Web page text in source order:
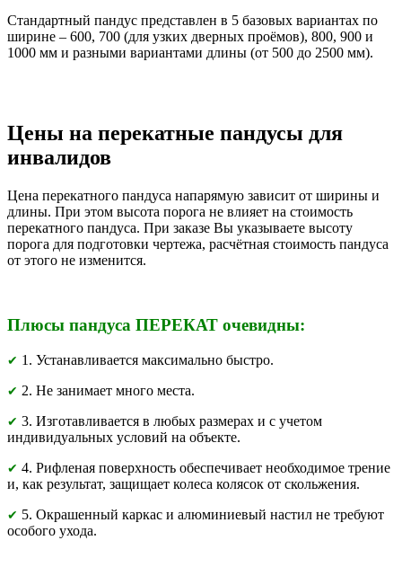
Стандартный пандус представлен в 5 базовых вариантах по
ширине – 600, 700 (для узких дверных проёмов), 800, 900 и
1000 мм и разными вариантами длины (от 500 до 2500 мм).
Цены на перекатные пандусы для
инвалидов
Цена перекатного пандуса напарямую зависит от ширины и
длины. При этом высота порога не влияет на стоимость
перекатного пандуса. При заказе Вы указываете высоту
порога для подготовки чертежа, расчётная стоимость пандуса
от этого не изменится.
Плюсы пандуса ПЕРЕКАТ очевидны:
✔ 1. Устанавливается максимально быстро.
✔ 2. Не занимает много места.
✔ 3. Изготавливается в любых размерах и с учетом
индивидуальных условий на объекте.
✔ 4. Рифленая поверхность обеспечивает необходимое трение
и, как результат, защищает колеса колясок от скольжения.
✔ 5. Окрашенный каркас и алюминиевый настил не требуют
особого ухода.